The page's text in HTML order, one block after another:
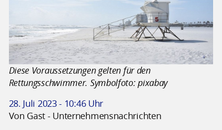
Diese Voraussetzungen gelten für den
Rettungsschwimmer. Symbolfoto: pixabay
28. Juli 2023 - 10:46 Uhr
Von Gast - Unternehmensnachrichten